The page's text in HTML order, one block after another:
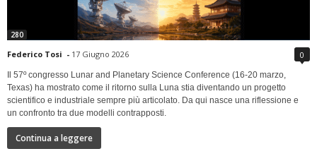
280
Federico Tosi - 17 Giugno 2026 0
Il 57º congresso Lunar and Planetary Science Conference (16-20 marzo,
Texas) ha mostrato come il ritorno sulla Luna stia diventando un progetto
scientifico e industriale sempre più articolato. Da qui nasce una riflessione e
un confronto tra due modelli contrapposti.
Continua a leggere